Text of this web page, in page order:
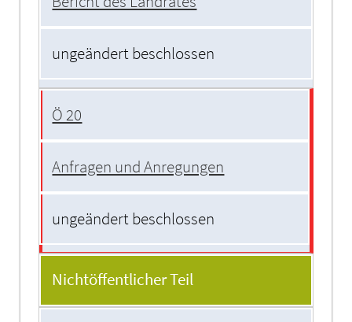
ungeändert beschlossen
Ö 20
Anfragen und Anregungen
ungeändert beschlossen
Nichtöffentlicher Teil